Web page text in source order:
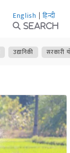
English | हिन्दी
Search
उद्यानिकी सरकारी